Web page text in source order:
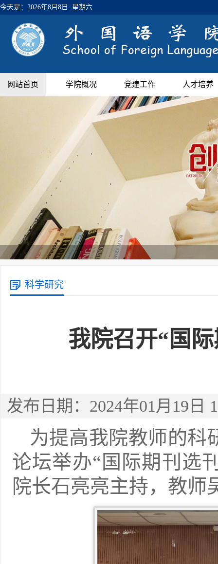
今天是： 2026年8月8日 星期六
网站首页 学院概况 党建工作 人才培养
科学研究
我院召开“国
发布日期：2024年01月19
为提高我院教师的科
论坛举办“国际期刊选
院长石亮亮主持，教师